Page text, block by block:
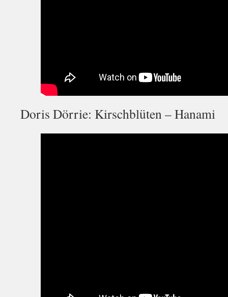
Doris Dörrie: Kirschblüten – Hanami